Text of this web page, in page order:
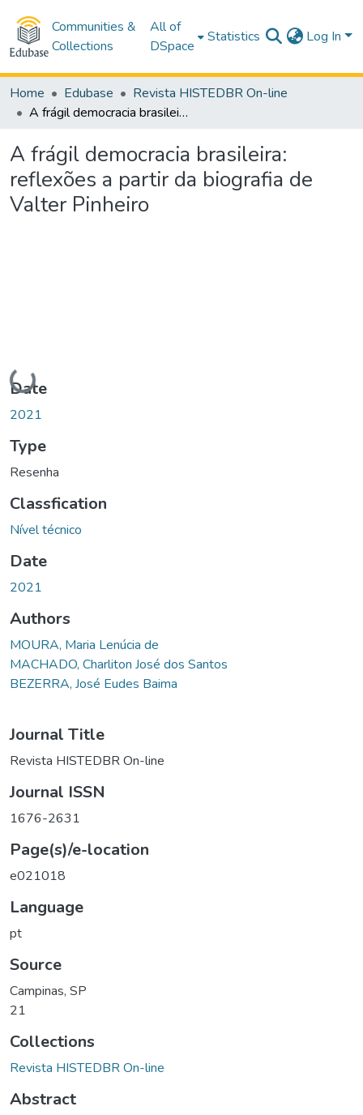
Communities &
Collections
All of
DSpace
Statistics Log In
Home Edubase
Revista HISTEDBR On-line
A frágil democracia brasileira: reflexões a partir da biografia de Valter Pinheiro
A frágil democracia brasileira:
reflexões a partir da biografia de
Valter Pinheiro
Loading...
Date
2021
Type
Resenha
Classfication
Nível técnico
Date
2021
Authors
MOURA, Maria Lenúcia de
MACHADO, Charliton José dos Santos
BEZERRA, José Eudes Baima
Journal Title
Revista HISTEDBR On-line
Journal ISSN
1676-2631
Page(s)/e-location
e021018
Language
pt
Source
Campinas, SP
21
Collections
Revista HISTEDBR On-line
Abstract